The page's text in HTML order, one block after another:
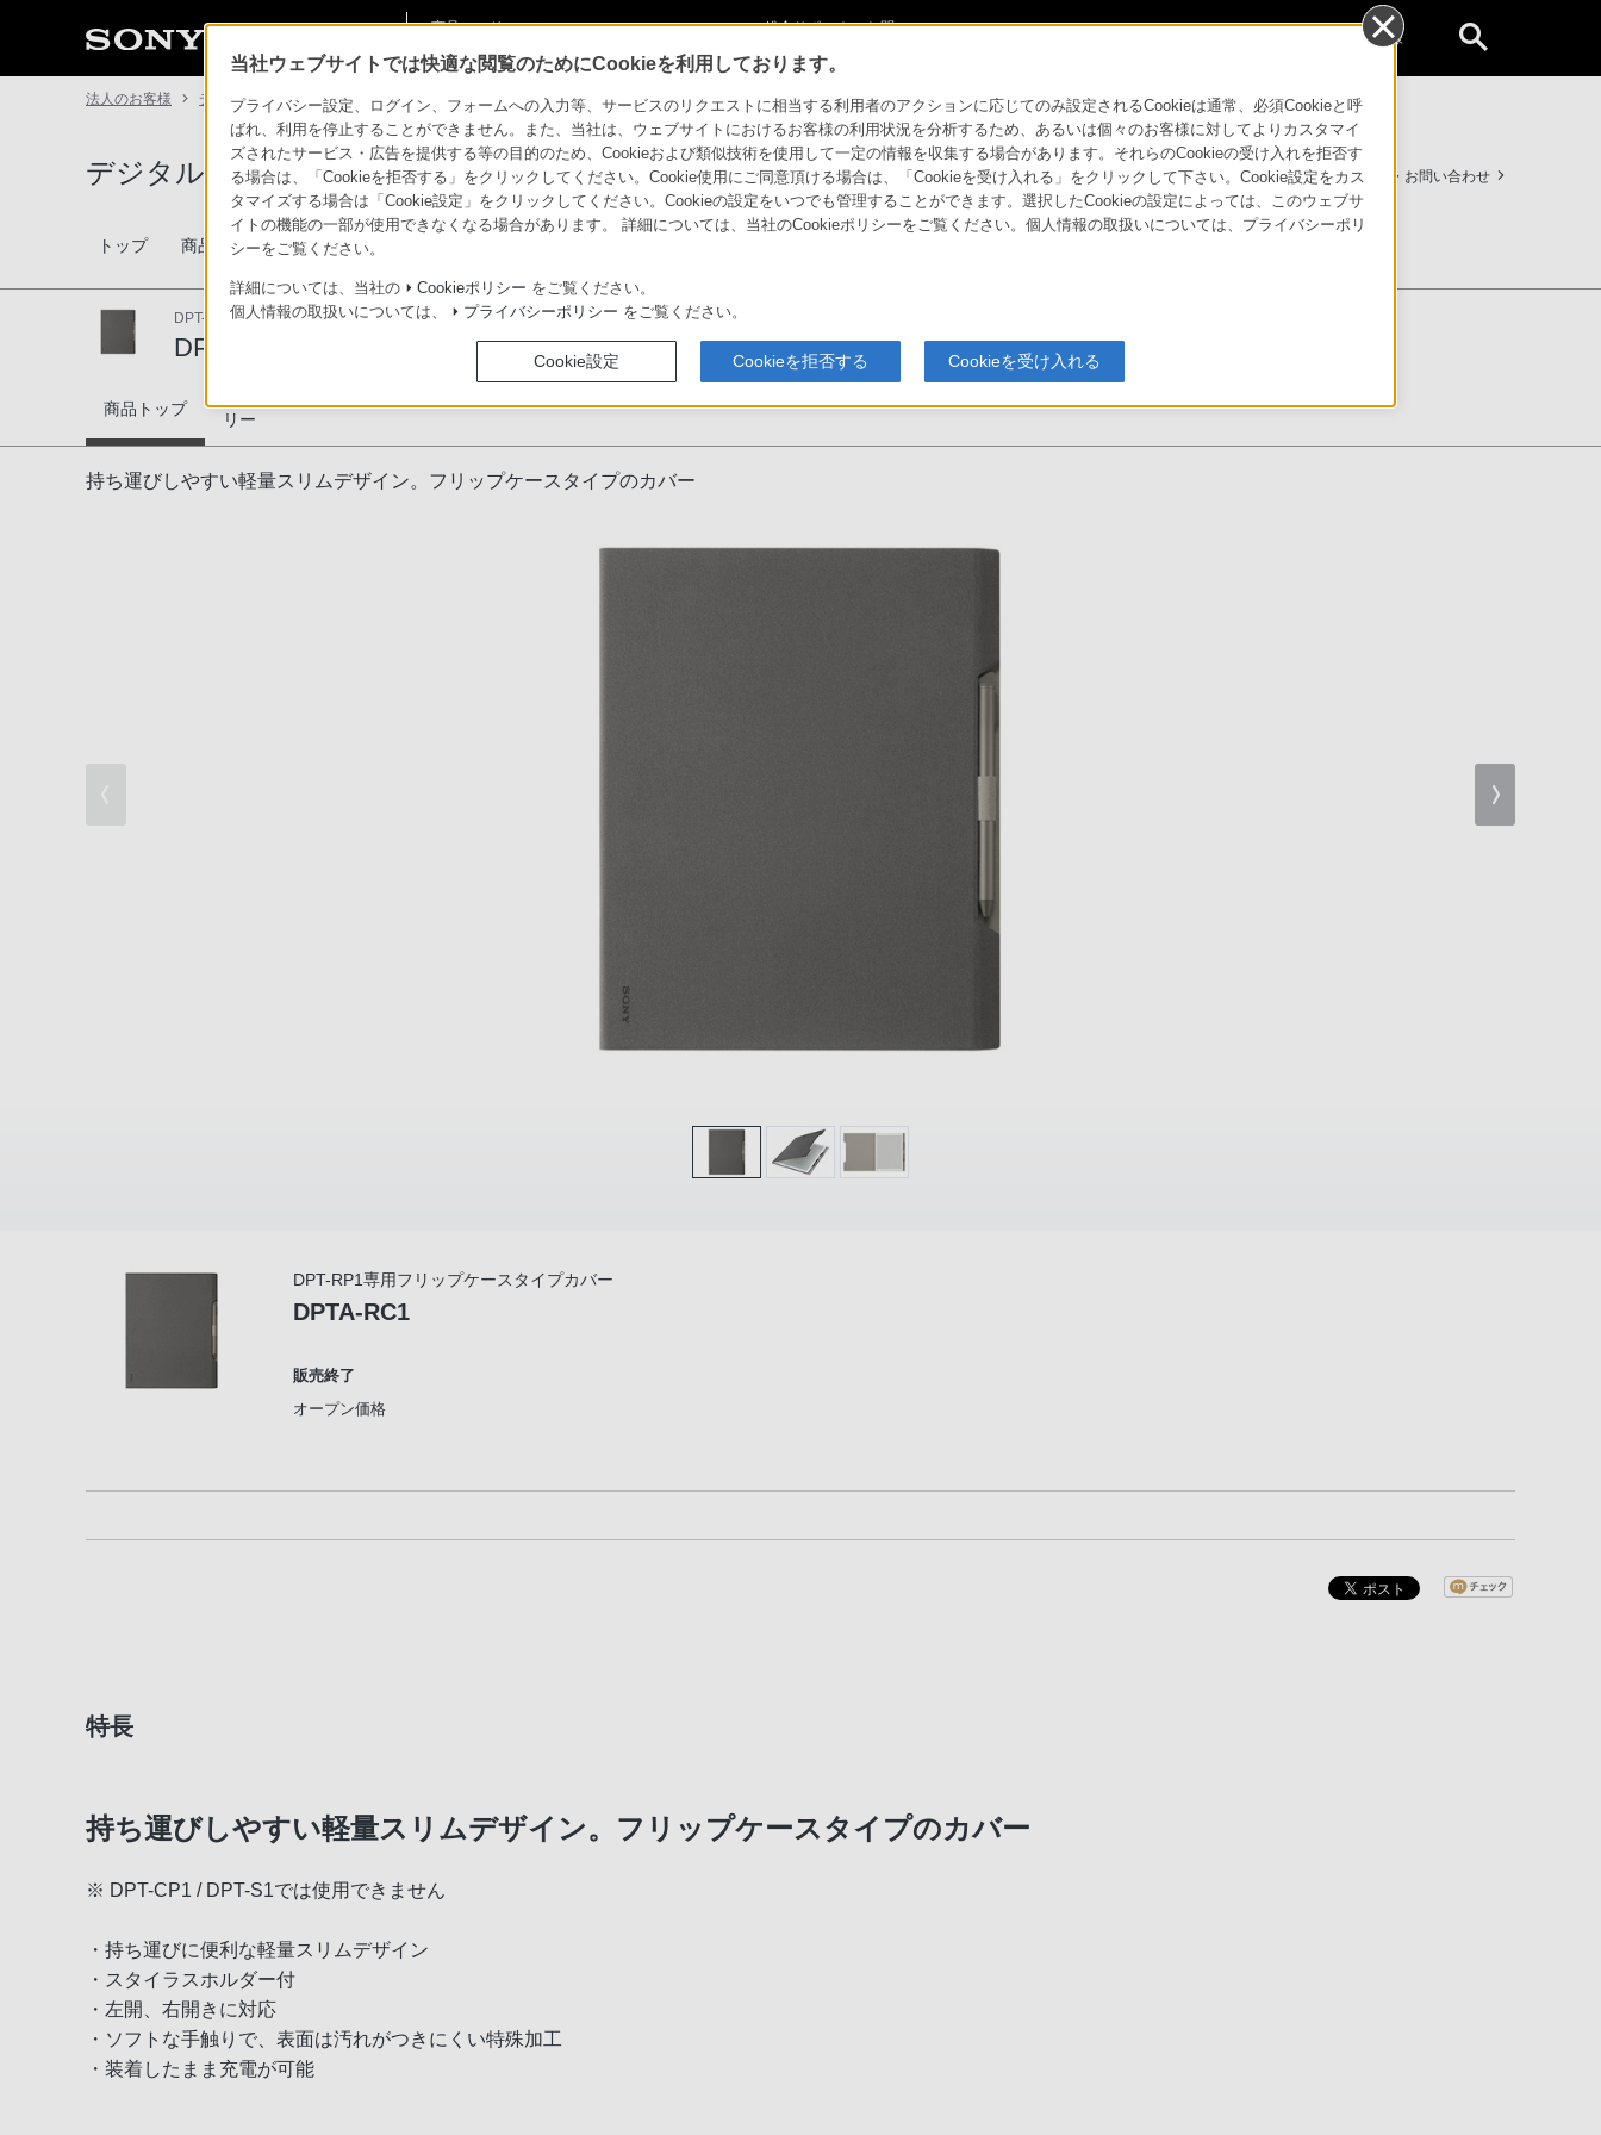
商品・ソリューショ
ン情報
総合サポート・お問
個人のお客様
法人のお客様 デジタルペーパー DPTA-RC1
デジタルペーパー サポート・お問い合わせ
トップ 商品一覧 関連商品
活用シーン
業種別提案
「ワイド保証」
デジタルペーパーマイ
DPT-RP1専用フリップケースタイプカバー
DPTA-RC1
DPTA-RC1
商品トップ
リー
持ち運びしやすい軽量スリムデザイン。フリップケースタイプのカバー
DPT-RP1専用フリップケースタイプカバー
DPTA-RC1
販売終了
オープン価格
特長
持ち運びしやすい軽量スリムデザイン。フリップケースタイプのカバー
※ DPT-CP1 / DPT-S1では使用できません
・持ち運びに便利な軽量スリムデザイン
・スタイラスホルダー付
・左開、右開きに対応
・ソフトな手触りで、表面は汚れがつきにくい特殊加工
・装着したまま充電が可能
当社ウェブサイトでは快適な閲覧のためにCookieを利用しております。
プライバシー設定、ログイン、フォームへの入力等、サービスのリクエストに相当する利用者のアクションに応じてのみ設定されるCookieは通常、必須Cookieと呼
ばれ、利用を停止することができません。また、当社は、ウェブサイトにおけるお客様の利用状況を分析するため、あるいは個々のお客様に対してよりカスタマイ
ズされたサービス・広告を提供する等の目的のため、Cookieおよび類似技術を使用して一定の情報を収集する場合があります。それらのCookieの受け入れを拒否す
る場合は、「Cookieを拒否する」をクリックしてください。Cookie使用にご同意頂ける場合は、「Cookieを受け入れる」をクリックして下さい。Cookie設定をカス
タマイズする場合は「Cookie設定」をクリックしてください。Cookieの設定をいつでも管理することができます。選択したCookieの設定によっては、このウェブサ
イトの機能の一部が使用できなくなる場合があります。 詳細については、当社のCookieポリシーをご覧ください。個人情報の取扱いについては、プライバシーポリ
シーをご覧ください。
詳細については、当社の Cookieポリシー をご覧ください。
個人情報の取扱いについては、
プライバシーポリシー をご覧ください。
Cookie設定 Cookieを拒否する Cookieを受け入れる